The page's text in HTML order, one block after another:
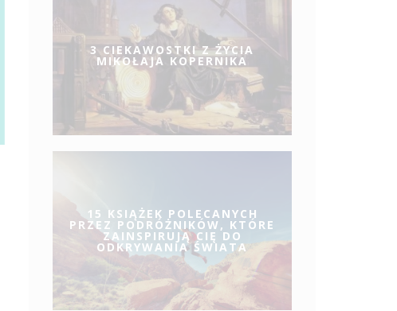
3 CIEKAWOSTKI Z ŻYCIA
MIKOŁAJA KOPERNIKA
15 KSIĄŻEK POLECANYCH
PRZEZ PODRÓŻNIKÓW, KTÓRE
ZAINSPIRUJĄ CIĘ DO
ODKRYWANIA ŚWIATA